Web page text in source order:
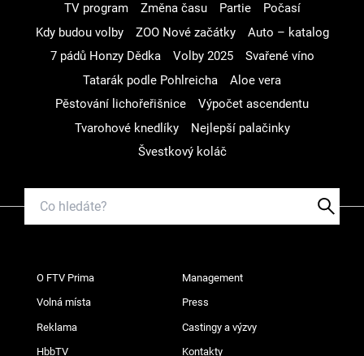
TV program
Změna času Partie
Počasí
Kdy budou volby
ZOO Nové začátky
Auto – katalog
7 pádů Honzy Dědka
Volby 2025
Svařené víno
Tatarák podle Pohlreicha
Aloe vera
Pěstování lichořeřišnice
Výpočet ascendentu
Tvarohové knedlíky
Nejlepší palačinky
Švestkový koláč
O FTV Prima Management
Volná místa Press
Reklama Castingy a výzvy
HbbTV Kontakty